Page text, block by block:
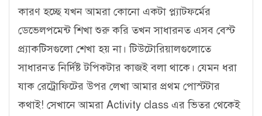
কারণ হচ্ছে যখন আমরা কোনো একটা প্ল্যাটফর্মের
ডেভেলপমেন্ট শিখা শুরু করি তখন সাধারনত এসব বেস্ট
প্র্যাকটিসগুলো শেখা হয় না। টিউটোরিয়ালগুলোতে
সাধারনত নির্দিষ্ট টপিকটার কাজই বলা থাকে। যেমন ধরা
যাক রেট্রোফিটের উপর লেখা আমার প্রথম পোস্টটার
কথাই! সেখানে আমরা Activity class এর ভিতর থেকেই